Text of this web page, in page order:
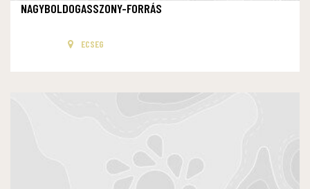
NAGYBOLDOGASSZONY-FORRÁS
ECSEG